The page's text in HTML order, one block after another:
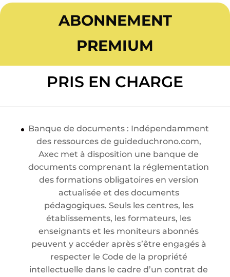
ABONNEMENT
PREMIUM
PRIS EN CHARGE
Banque de documents : Indépendamment
des ressources de guideduchrono.com,
Axec met à disposition une banque de
documents comprenant la réglementation
des formations obligatoires en version
actualisée et des documents
pédagogiques. Seuls les centres, les
établissements, les formateurs, les
enseignants et les moniteurs abonnés
peuvent y accéder après s’être engagés à
respecter le Code de la propriété
intellectuelle dans le cadre d’un contrat de